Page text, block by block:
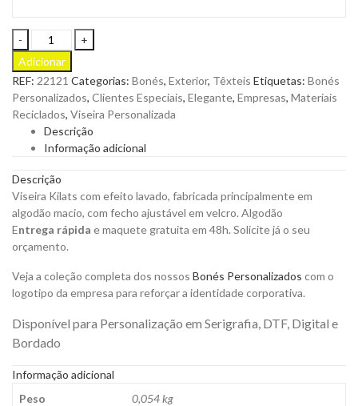
Viseira
Kilats
em
Algodão
com
Fecho
Ajustável
em
para
Personalizar
quantity
Adicionar
REF: 22121 Categorias: Bonés, Exterior, Têxteis Etiquetas: Bonés
Personalizados, Clientes Especiais, Elegante, Empresas, Materiais
Reciclados, Viseira Personalizada
Descrição
Informação adicional
Descrição
Viseira Kilats com efeito lavado, fabricada principalmente em
algodão macio, com fecho ajustável em velcro. Algodão
Entrega rápida e maquete gratuita em 48h. Solicite já o seu
orçamento.
Veja a coleção completa dos nossos Bonés Personalizados com o
logotipo da empresa para reforçar a identidade corporativa.
Disponível para Personalização em Serigrafia, DTF, Digital e
Bordado
Informação adicional
Peso
0,054 kg